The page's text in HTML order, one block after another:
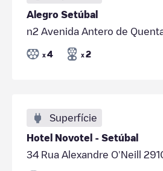
Alegro Setúbal
n2 Avenida Antero de
x 4 x 2
Superfície
Hotel Novotel - Setúbal
34 Rua Alexandre O'Neill